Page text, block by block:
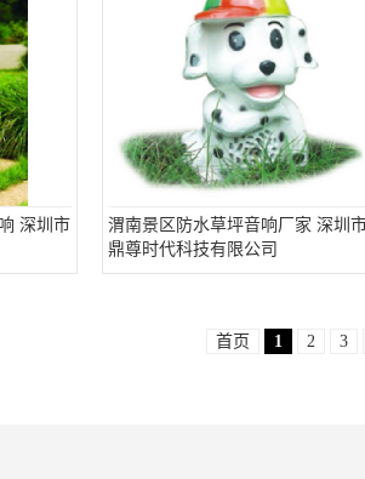
深圳市
渭南景区防水草坪音响厂家 深圳
鼎尊时代科技有限公司
首页 1 2 3